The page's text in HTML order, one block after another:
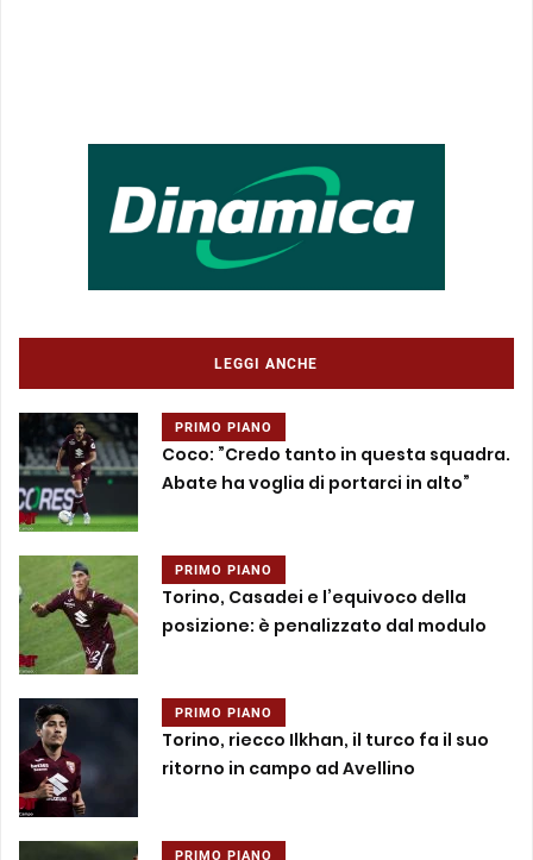
LEGGI ANCHE
PRIMO PIANO
Coco: ”Credo tanto in questa squadra.
Abate ha voglia di portarci in alto”
PRIMO PIANO
Torino, Casadei e l’equivoco della
posizione: è penalizzato dal modulo
PRIMO PIANO
Torino, riecco Ilkhan, il turco fa il suo
ritorno in campo ad Avellino
PRIMO PIANO